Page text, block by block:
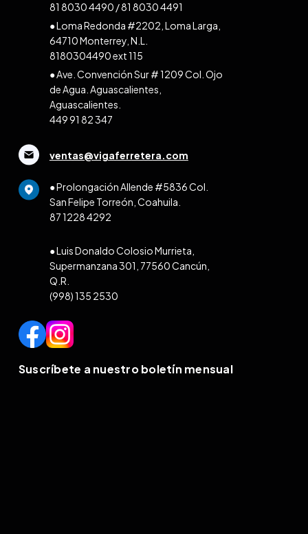
81 8030 4490 /81 8030 4491
● Loma Redonda #2202, Loma Larga,
64710 Monterrey, N.L.
8180304490 ext 115
● Ave. Convención Sur # 1209 Col. Ojo
de Agua. Aguascalientes,
Aguascalientes.
449 91 82 347
ventas@vigaferretera.com
● Prolongación Allende #5836 Col.
San Felipe Torreón, Coahuila.
87 1228 4292
● Luis Donaldo Colosio Murrieta,
Supermanzana 301, 77560 Cancún,
Q.R.
(998) 135 2530
Suscríbete a nuestro boletín mensual